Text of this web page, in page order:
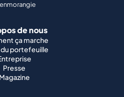
de nous
ça marche
portefeuille
Presse
Magazine